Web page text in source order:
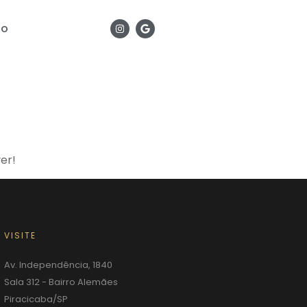
VISITE
Av. Independência, 1840
Sala 312 - Bairro Alemães
Piracicaba/SP